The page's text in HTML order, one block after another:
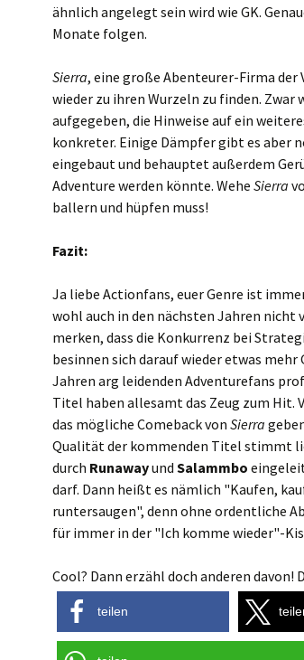
ähnlich angelegt sein wird wie GK.
Monate folgen.
Sierra, eine große Abenteurer-Firma
wieder zu ihren Wurzeln zu finden. Zwar
aufgegeben, die Hinweise auf ein
konkreter. Einige Dämpfer gibt es aber
eingebaut und behauptet außerdem
Adventure werden könnte. Wehe Sierra
ballern und hüpfen muss!
Fazit:
Ja liebe Actionfans, euer Genre ist
wohl auch in den nächsten Jahren nicht
merken, dass die Konkurrenz bei
besinnen sich darauf wieder etwas
Jahren arg leidenden Adventurefans
Titel haben allesamt das Zeug zum Hit.
das mögliche Comeback von Sierra
Qualität der kommenden Titel stimmt
durch Runawayund Salammbo
darf. Dann heißt es nämlich "Kaufen,
runtersaugen", denn ohne ordentliche
für immer in der "Ich komme wieder"-
Cool? Dann erzähl doch anderen davon!
teilen